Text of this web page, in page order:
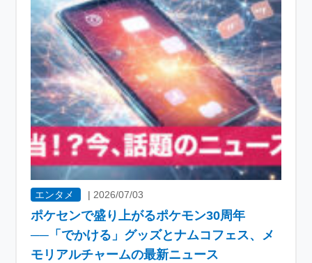
エンタメ | 2026/07/03
ポケセンで盛り上がるポケモン30周年
──「でかける」グッズとナムコフェス、メ
モリアルチャームの最新ニュース